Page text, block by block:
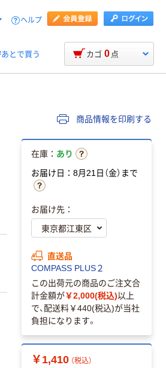
ヘルプ
あとで買う カゴ 0 点
商品情報を印刷する
在庫： あり
お届け日：8月21日（金）まで
お届け先：
直送品
COMPASS PLUS２
この出荷元の商品のご注文合
計金額が￥2,000(税込)以上
で、配送料￥440(税込)が当社
負担になります。
￥1,410 （税込）